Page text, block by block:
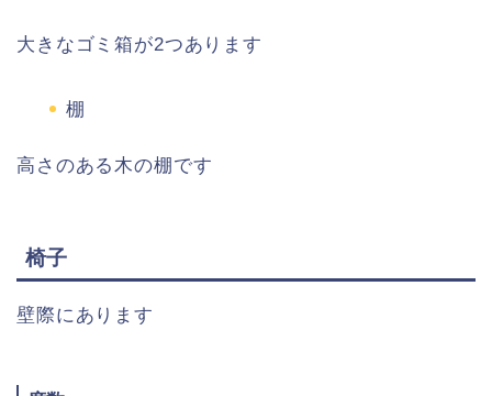
大きなゴミ箱が2つあります
棚
高さのある木の棚です
椅子
壁際にあります